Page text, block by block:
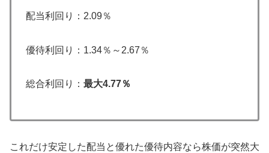
配当利回り：2.09％
優待利回り：1.34％～2.67％
総合利回り： 最大4.77％
これだけ安定した配当と優れた優待内容なら株価が突然大